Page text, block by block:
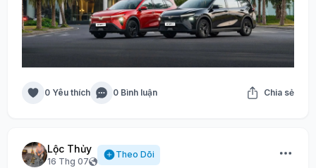
0 Yêu thích 0 Bình luận Chia sẻ
Lộc Thủy
16 Thg 07
Theo Dõi